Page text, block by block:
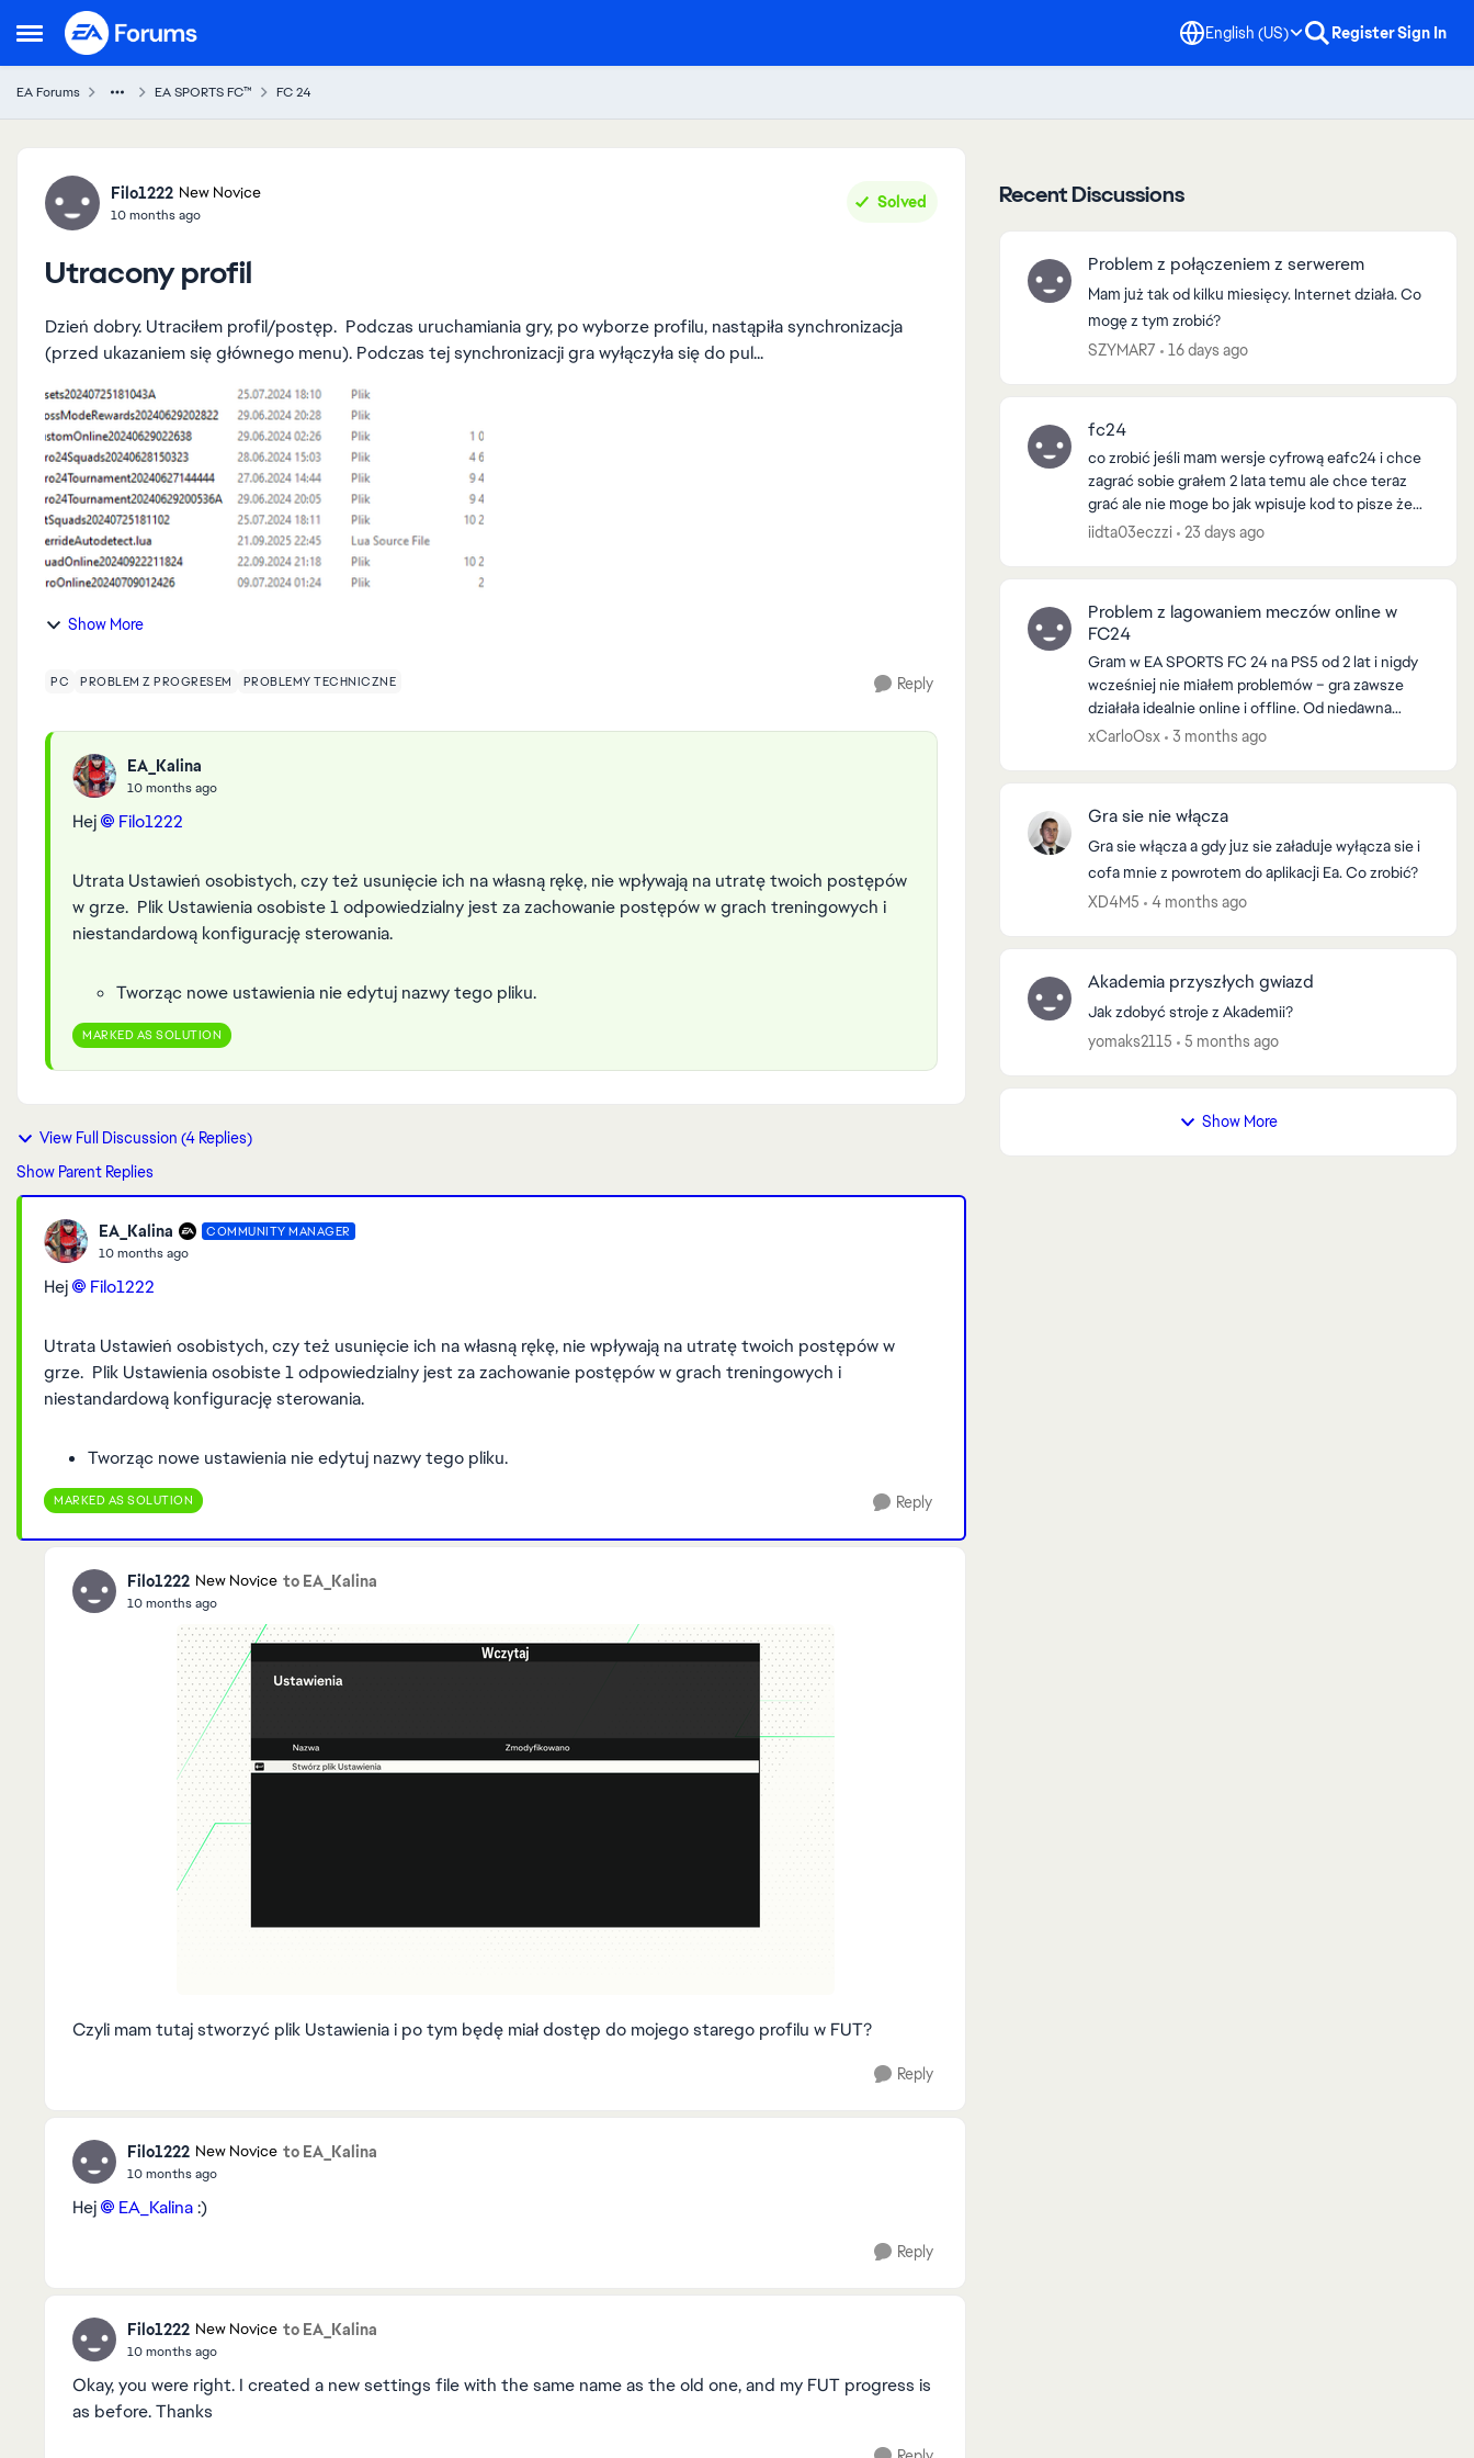
Open Side Menu
Skip to content English (US) RegisterSign In
EA Forums EA SPORTS FC™ FC 24
Forum Discussion
Filo1222 New Novice
10 months ago
Solved
Utracony profil
Dzień dobry. Utraciłem profil/postęp. Podczas uruchamiania gry, po wyborze profilu, nastąpiła synchronizacja
(przed ukazaniem się głównego menu). Podczas tej synchronizacji gra wyłączyła się do pul...
Show More
PC PROBLEM Z PROGRESEM PROBLEMY TECHNICZNE Reply
EA_Kalina
10 months ago
Hej Filo1222​
Utrata Ustawień osobistych, czy też usunięcie ich na własną rękę, nie wpływają na utratę twoich postępów
w grze. Plik Ustawienia osobiste 1 odpowiedzialny jest za zachowanie postępów w grach treningowych i
niestandardową konfigurację sterowania.
Tworząc nowe ustawienia nie edytuj nazwy tego pliku.
MARKED AS SOLUTION
View Full Discussion (4 Replies)
Show Parent Replies
EA_Kalina COMMUNITY MANAGER
10 months ago
Hej Filo1222​
Utrata Ustawień osobistych, czy też usunięcie ich na własną rękę, nie wpływają na utratę twoich postępów w
grze. Plik Ustawienia osobiste 1 odpowiedzialny jest za zachowanie postępów w grach treningowych i
niestandardową konfigurację sterowania.
Tworząc nowe ustawienia nie edytuj nazwy tego pliku.
MARKED AS SOLUTION Reply
Filo1222 New Novice to EA_Kalina
10 months ago
Czyli mam tutaj stworzyć plik Ustawienia i po tym będę miał dostęp do mojego starego profilu w FUT?
Reply
Filo1222 New Novice to EA_Kalina
10 months ago
Hej EA_Kalina​:)
Reply
Filo1222 New Novice to EA_Kalina
10 months ago
Okay, you were right. I created a new settings file with the same name as the old one, and my FUT progress is
as before. Thanks
Recent Discussions
Problem z połączeniem z serwerem
Mam już tak od kilku miesięcy. Internet działa. Co
mogę z tym zrobić?
SZYMAR7
16 days ago
fc24
co zrobić jeśli mam wersje cyfrową eafc24 i chce
zagrać sobie grałem 2 lata temu ale chce teraz
grać ale nie moge bo jak wpisuje kod to pisze że
kod został już zrealizowany i nie moge dojśćdo
iidta03eczzi 23 days ago
Problem z lagowaniem meczów online w
FC24
Gram w EA SPORTS FC 24 na PS5 od 2 lat i nigdy
wcześniej nie miałem problemów – gra zawsze
działała idealnie online i offline. Od niedawna
pojawia się poważny problem tylko w trybie online:
xCarloOsx 3 months ago
Gra sie nie włącza
Gra sie włącza a gdy juz sie załaduje wyłącza sie i
cofa mnie z powrotem do aplikacji Ea. Co zrobić?
XD4M5
4 months ago
Akademia przyszłych gwiazd
Jak zdobyć stroje z Akademii?
yomaks2115
5 months ago
Show More